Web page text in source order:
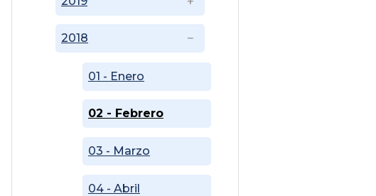
2018
01 - Enero
02 - Febrero
03 - Marzo
04 - Abril